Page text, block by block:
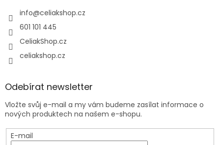
info@celiakshop.cz
601 101 445
CeliakShop.cz
celiakshop.cz
Odebírat newsletter
Vložte svůj e-mail a my vám budeme zasílat informace o
nových produktech na našem e-shopu.
E-mail